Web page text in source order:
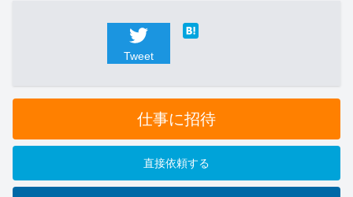
Tweet
仕事に招待
直接依頼する